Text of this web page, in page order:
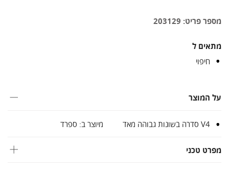
מספר פריט: 203129
מתאים ל
חיפוי
על המוצר
V4 סדרה בשונות גבוהה מאד מיוצר ב: ספרד
מפרט טכני